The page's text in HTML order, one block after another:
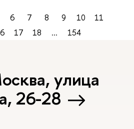
6 7 8 9 10
11
17 18 ... 154
улица
26-28